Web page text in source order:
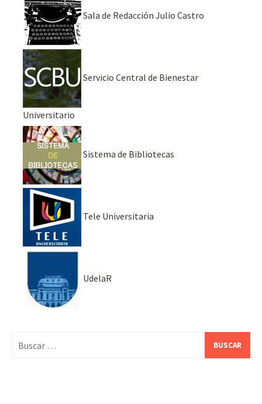
Sala de Redacción Julio Castro
Servicio Central de Bienestar
Universitario
Sistema de Bibliotecas
Tele Universitaria
UdelaR